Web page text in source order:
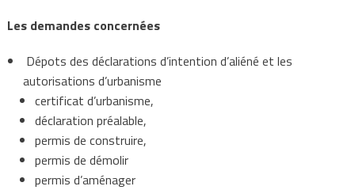
Les demandes concernées
Dépots des déclarations d’intention d’aliéné et les
autorisations d’urbanisme
certificat d’urbanisme,
déclaration préalable,
permis de construire,
permis de démolir
permis d’aménager